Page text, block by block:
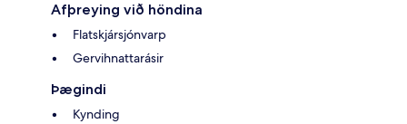
Afþreying við höndina
Flatskjársjónvarp
Gervihnattarásir
Þægindi
Kynding